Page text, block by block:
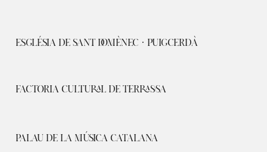
ESGLÉSIA DE SANT DOMÈNEC · PUIGCERDÀ
FACTORIA CULTURAL DE TERRASSA
PALAU DE LA MÚSICA CATALANA